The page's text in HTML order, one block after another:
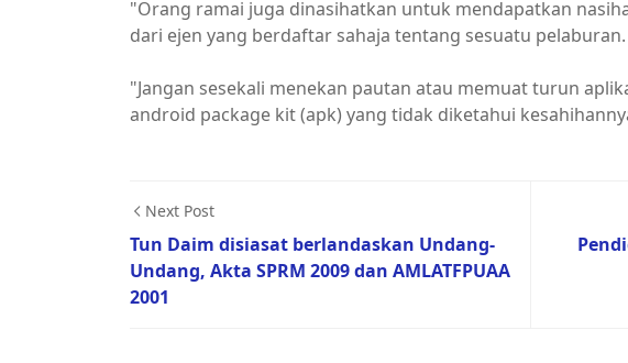
"Orang ramai juga dinasihatkan untuk mendapatkan
dari ejen yang berdaftar sahaja tentang sesuatu pelaburan.
"Jangan sesekali menekan pautan atau memuat turun
android package kit (apk) yang tidak diketahui
Next Post
Tun Daim disiasat berlandaskan Undang-
Undang, Akta SPRM 2009 dan AMLATFPUAA
2001